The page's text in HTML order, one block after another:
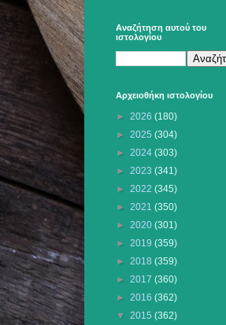
Αναζήτηση αυτού του
ιστολογίου
Αρχειοθήκη ιστολογίου
► 2026 (180)
► 2025 (304)
► 2024 (303)
► 2023 (341)
► 2022 (345)
► 2021 (350)
► 2020 (301)
► 2019 (359)
► 2018 (359)
► 2017 (360)
► 2016 (362)
▼ 2015 (362)